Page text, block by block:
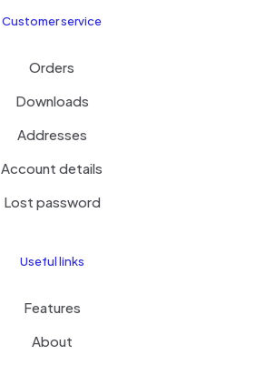
Customer service
Orders
Downloads
Addresses
Account details
Lost password
Useful links
Features
About